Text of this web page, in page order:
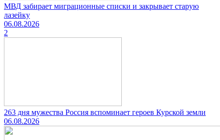
МВД забирает миграционные списки и закрывает старую
лазейку
06.08.2026
2
263 дня мужества Россия вспоминает героев Курской земли
06.08.2026